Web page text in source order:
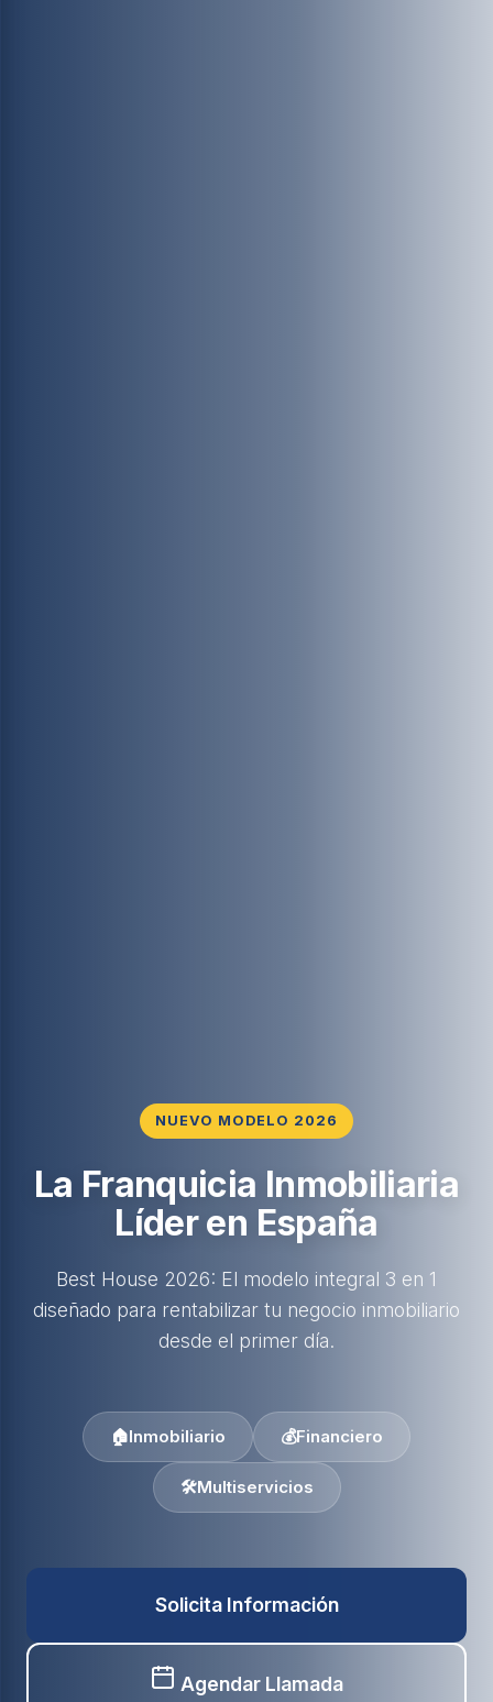
NUEVO MODELO 2026
La Franquicia Inmobiliaria
Líder en España
Best House 2026: El modelo integral 3 en 1
diseñado para rentabilizar tu negocio inmobiliario
desde el primer día.
🏠Inmobiliario 💰Financiero
🛠️Multiservicios
Solicita Información
Agendar Llamada